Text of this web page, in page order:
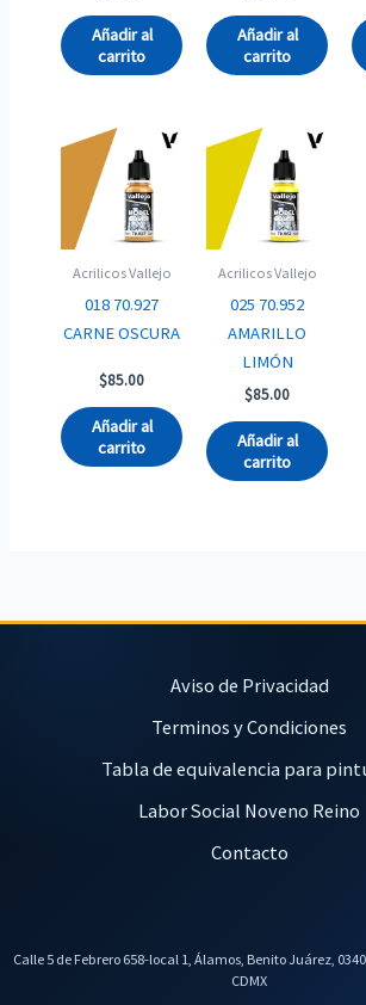
Añadir al
carrito
Añadir al
carrito
Acrilicos Vallejo
018 70.927
CARNE OSCURA
$85.00
Añadir al
carrito
Acrilicos Vallejo
025 70.952
AMARILLO
LIMÓN
$85.00
Añadir al
carrito
Aviso de Privacidad
Terminos y Condiciones
Tabla de equivalencia para
Labor Social Noveno Reino
Contacto
Calle 5 de Febrero 658-local 1, Álamos, Benito Juárez,
CDMX